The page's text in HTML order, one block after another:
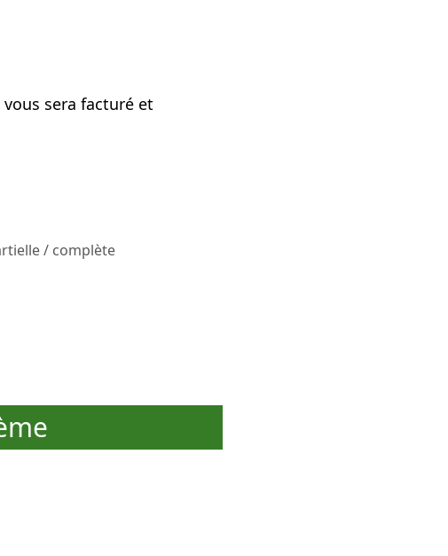
sera facturé et
/ complète